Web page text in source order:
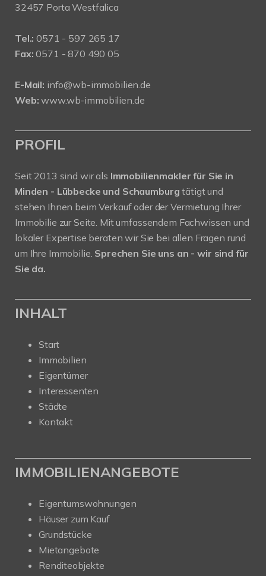
32457 Porta Westfalica
Tel.: 0571 - 597 265 17
Fax: 0571 - 870 490 05
E-Mail: info@wb-immobilien.de
Web: www.wb-immobilien.de
PROFIL
Seit 2013 sind wir als Immobilienmakler für Sie in
Minden - Lübbecke und Schaumburgtätigt und
stehen Ihnen beim Verkauf oder der Vermietung Ihrer
Immobilie zur Seite. Mit umfassendem Fachwissen und
lokaler Expertise beraten wir Sie bei allen Fragen rund
um Ihre Immobilie. Sprechen Sie uns an - wir sind für
Sie da.
INHALT
Start
Immobilien
Eigentümer
Interessenten
Städte
Kontakt
IMMOBILIENANGEBOTE
Eigentumswohnungen
Häuser zum Kauf
Grundstücke
Mietangebote
Renditeobjekte